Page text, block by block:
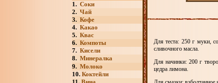
1. Соки
2. Чай
3. Кофе
4. Какао
5. Квас
6. Компоты
7. Кисели
8. Минералка
9. Молоко
10. Коктейли
Для теста: 250 г муки,
сливочного масла.
Для начинки: 200 г
цедра лимона.